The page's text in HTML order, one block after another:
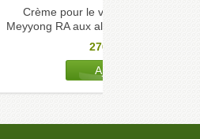
Crème pour le visage
Meyyong RA aux algues et vitamines,
276